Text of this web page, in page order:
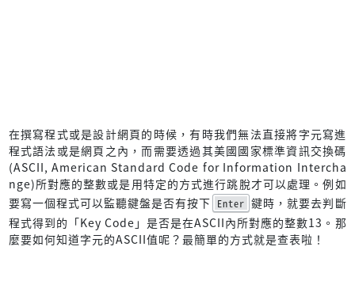
在撰寫程式或是設計網頁的時候，有時我們無法直接將字元寫進
程式語法或是網頁之內，而需要透過其美國國家標準資訊交換碼
(ASCII, American Standard Code for Information Intercha
nge)所對應的整數或是用特定的方式進行跳脫才可以處理。例如
要寫一個程式可以監聽鍵盤是否有按下 Enter 鍵時，就要去判斷
程式得到的「Key Code」是否是在ASCII內所對應的整數13。那
麼要如何知道字元的ASCII值呢？最簡單的方式就是查表啦！